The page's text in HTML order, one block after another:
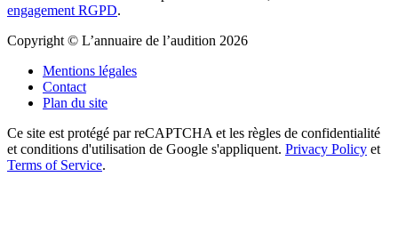
engagement RGPD.
Copyright © L’annuaire de l’audition 2026
Mentions légales
Contact
Plan du site
Ce site est protégé par reCAPTCHA et les règles de confidentialité
et conditions d'utilisation de Google s'appliquent. Privacy Policy et
Terms of Service.